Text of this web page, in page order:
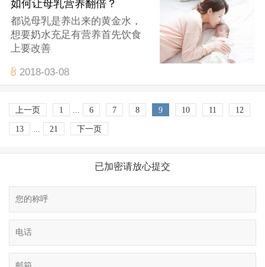
如何让母乳营养翻倍？
都说母乳是养出来的黄金水，
想要奶水充足有营养首先饮食
上要改善
2018-03-08
上一页 1 6 7 8 9 10 11 12
13 21 下一页
已加密请放心提交